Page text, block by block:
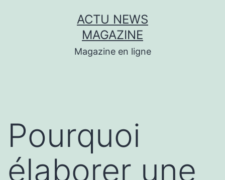
ACTU NEWS
MAGAZINE
Magazine en ligne
Pourquoi
élaborer une